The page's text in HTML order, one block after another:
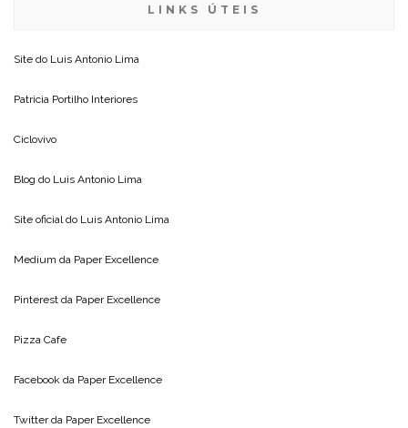
LINKS ÚTEIS
Site do Luis Antonio Lima
Patricia Portilho Interiores
Ciclovivo
Blog do Luis Antonio Lima
Site oficial do Luis Antonio Lima
Medium da Paper Excellence
Pinterest da Paper Excellence
Pizza Cafe
Facebook da Paper Excellence
Twitter da Paper Excellence